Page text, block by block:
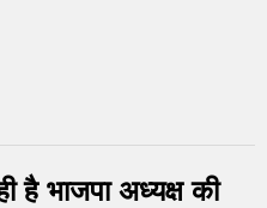
है भाजपा अध्यक्ष की